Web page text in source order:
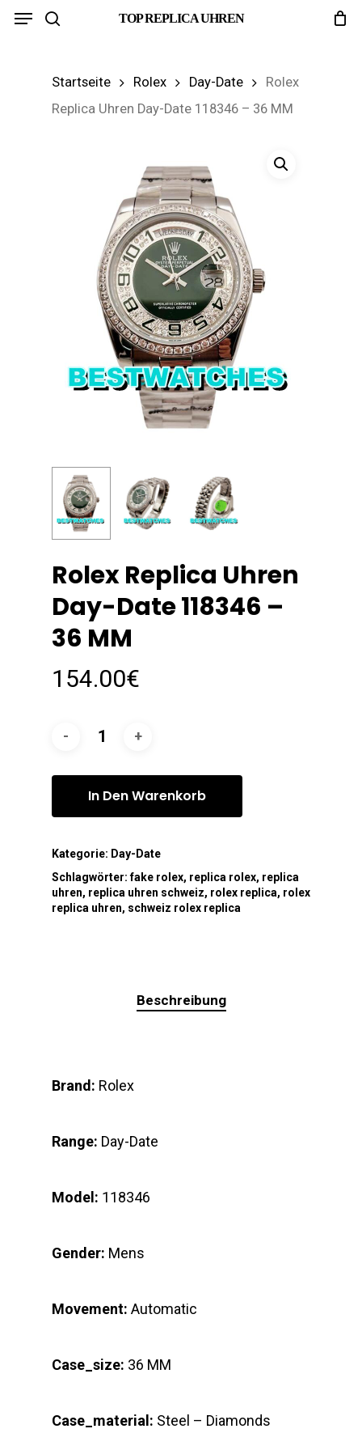
Skip
TOP REPLICA UHREN
Menu
Startseite Rolex Day-Date
Rolex
Replica Uhren Day-Date 118346 – 36 MM
Rolex Replica Uhren
Day-Date 118346 –
36 MM
154.00€
In Den Warenkorb
Kategorie: Day-Date
Schlagwörter:fake rolex, replica rolex, replica
uhren, replica uhren schweiz, rolex replica, rolex
replica uhren, schweiz rolex replica
Beschreibung
Brand: Rolex
Range: Day-Date
Model: 118346
Gender: Mens
Movement: Automatic
Case_size: 36 MM
Case_material: Steel – Diamonds